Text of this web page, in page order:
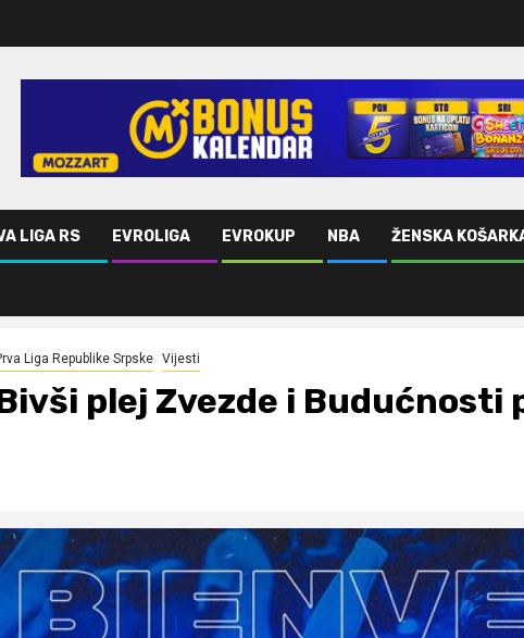
LIGA RS EVROLIGA EVROKUP NBA ŽENSKA
Liga Republike Srpske Vijesti
plej Zvezde i Budućnosti